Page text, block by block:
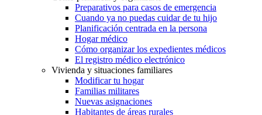
Preparativos para casos de emergencia
Cuando ya no puedas cuidar de tu hijo
Planificación centrada en la persona
Hogar médico
Cómo organizar los expedientes médicos
El registro médico electrónico
Vivienda y situaciones familiares
Modificar tu hogar
Familias militares
Nuevas asignaciones
Habitantes de áreas rurales